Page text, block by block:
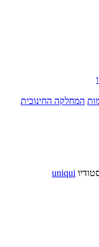
המחלקה החינוכית
uniqui